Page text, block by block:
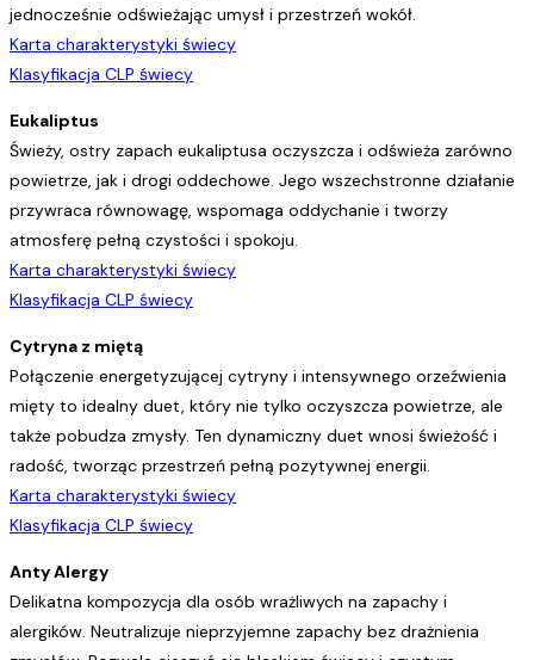
jednocześnie odświeżając umysł i przestrzeń wokół.
Karta charakterystyki świecy
Klasyfikacja CLP świecy
Eukaliptus
Świeży, ostry zapach eukaliptusa oczyszcza i odświeża zarówno
powietrze, jak i drogi oddechowe. Jego wszechstronne działanie
przywraca równowagę, wspomaga oddychanie i tworzy
atmosferę pełną czystości i spokoju.
Karta charakterystyki świecy
Klasyfikacja CLP świecy
Cytryna z miętą
Połączenie energetyzującej cytryny i intensywnego orzeźwienia
mięty to idealny duet, który nie tylko oczyszcza powietrze, ale
także pobudza zmysły. Ten dynamiczny duet wnosi świeżość i
radość, tworząc przestrzeń pełną pozytywnej energii.
Karta charakterystyki świecy
Klasyfikacja CLP świecy
Anty Alergy
Delikatna kompozycja dla osób wrażliwych na zapachy i
alergików. Neutralizuje nieprzyjemne zapachy bez drażnienia